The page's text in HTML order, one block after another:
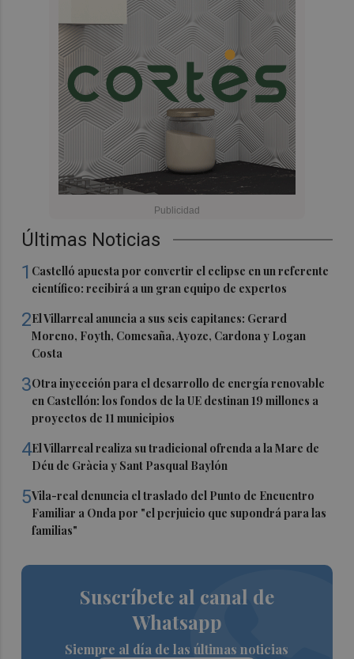
Últimas Noticias
1 Castelló apuesta por convertir el eclipse en un referente
científico: recibirá a un gran equipo de expertos
2El Villarreal anuncia a sus seis capitanes: Gerard
Moreno, Foyth, Comesaña, Ayoze, Cardona y Logan
Costa
3Otra inyección para el desarrollo de energía renovable
en Castellón: los fondos de la UE destinan 19 millones a
proyectos de 11 municipios
4El Villarreal realiza su tradicional ofrenda a la Mare de
Déu de Gràcia y Sant Pasqual Baylón
5Vila-real denuncia el traslado del Punto de Encuentro
Familiar a Onda por "el perjuicio que supondrá para las
familias"
Suscríbete al canal de
Whatsapp
Siempre al día de las últimas noticias